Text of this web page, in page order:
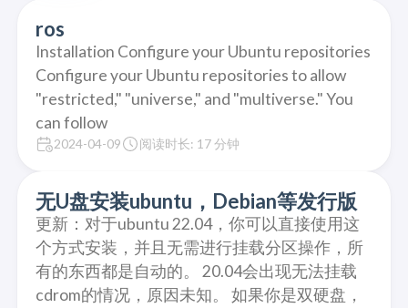
ros
Installation Configure your Ubuntu repositories
Configure your Ubuntu repositories to allow
"restricted," "universe," and "multiverse." You
can follow
2024-04-09 阅读时长: 17 分钟
无U盘安装ubuntu，Debian等发行版
更新：对于ubuntu 22.04，你可以直接使用这
个方式安装，并且无需进行挂载分区操作，所
有的东西都是自动的。 20.04会出现无法挂载
cdrom的情况，原因未知。 如果你是双硬盘，